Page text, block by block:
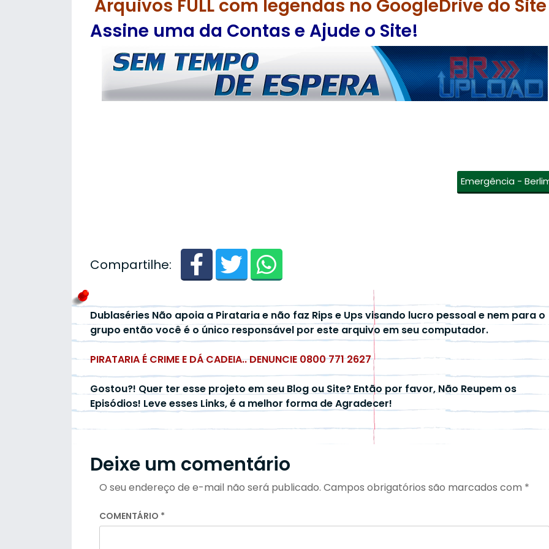
Arquivos FULL com legendas no GoogleDrive do Site
Assine uma da Contas e Ajude o Site!
Emergência -
Compartilhe:
Dublaséries Não apoia a Pirataria e não faz Rips e Ups visando lucro pessoal e nem para o
grupo então você é o único responsável por este arquivo em seu computador.
PIRATARIA É CRIME E DÁ CADEIA.. DENUNCIE 0800 771 2627
Gostou?! Quer ter esse projeto em seu Blog ou Site? Então por favor, Não Reupem os
Episódios! Leve esses Links, é a melhor forma de Agradecer!
Deixe um comentário
O seu endereço de e-mail não será publicado. Campos obrigatórios são marcados com *
COMENTÁRIO *